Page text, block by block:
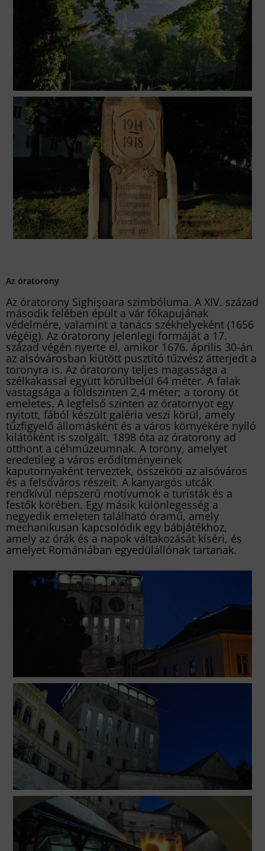
Az óratorony
Az óratorony Sighişoara szimbóluma. A XIV. század
második felében épült a vár főkapujának
védelmére, valamint a tanács székhelyeként (1656
végéig). Az óratorony jelenlegi formáját a 17.
század végén nyerte el, amikor 1676. április 30-án
az alsóvárosban kiütött pusztító tűzvész átterjedt a
toronyra is. Az óratorony teljes magassága a
szélkakassal együtt körülbelül 64 méter. A falak
vastagsága a földszinten 2,4 méter; a torony öt
emeletes. A legfelső szinten az óratornyot egy
nyitott, fából készült galéria veszi körül, amely
tűzfigyelő állomásként és a város környékére nyíló
kilátóként is szolgált. 1898 óta az óratorony ad
otthont a céhmúzeumnak. A torony, amelyet
eredetileg a város erődítményeinek
kaputornyaként terveztek, összeköti az alsóváros
és a felsőváros részeit. A kanyargós utcák
rendkívül népszerű motívumok a turisták és a
festők körében. Egy másik különlegesség a
negyedik emeleten található óramű, amely
mechanikusan kapcsolódik egy bábjátékhoz,
amely az órák és a napok váltakozását kíséri, és
amelyet Romániában egyedülállónak tartanak.